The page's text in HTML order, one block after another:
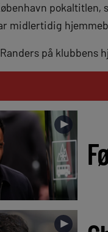
pokaltitlen,
midlertidig
på klubbens
►
►